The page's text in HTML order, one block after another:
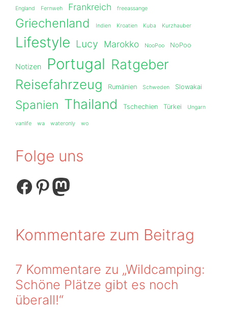
England Fernweh Frankreich freeassange
Griechenland Indien Kroatien Kuba Kurzhauber
Lifestyle Lucy Marokko NooPoo NoPoo
Notizen Portugal Ratgeber
Reisefahrzeug Rumänien Schweden Slowakai
Spanien Thailand Tschechien Türkei Ungarn
vanlife wa wateronly wo
Folge uns
Facebook
Pinterest
Mastodon
Kommentare zum Beitrag
7 Kommentare zu „Wildcamping:
Schöne Plätze gibt es noch
überall!“